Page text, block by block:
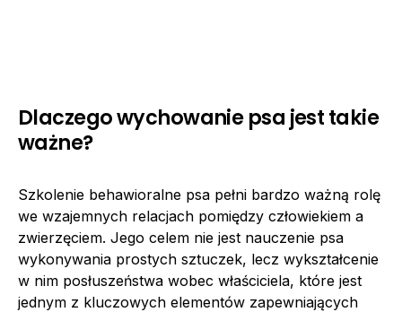
Dlaczego wychowanie psa jest takie
ważne?
Szkolenie behawioralne psa pełni bardzo ważną rolę
we wzajemnych relacjach pomiędzy człowiekiem a
zwierzęciem. Jego celem nie jest nauczenie psa
wykonywania prostych sztuczek, lecz wykształcenie
w nim posłuszeństwa wobec właściciela, które jest
jednym z kluczowych elementów zapewniających